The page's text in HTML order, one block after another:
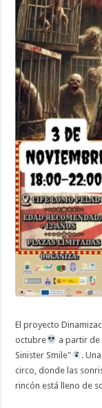
El proyecto
octubre
a partir de
Sinister Smile"
.
circo, donde las
rincón está lleno de